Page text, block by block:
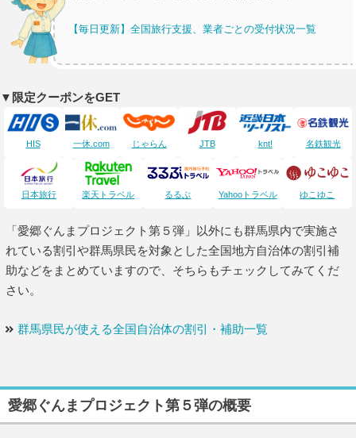
【毎日更新】全国旅行支援、業者ごとの受付状況一覧
▼限定クーポンをGET
HIS 一休.com じゃらん JTB knt! 名鉄観光
日本旅行 楽天トラベル るるぶ Yahooトラベル ゆこゆこ
「愛郷ぐんまプロジェクト第５弾」以外にも群馬県内で実施さ
れている割引や群馬県民を対象とした全国地方自治体の割引補
助などをまとめていますので、そちらもチェックしてみてくだ
さい。
群馬県民が使える全国自治体の割引・補助一覧
愛郷ぐんまプロジェクト第５弾の概要